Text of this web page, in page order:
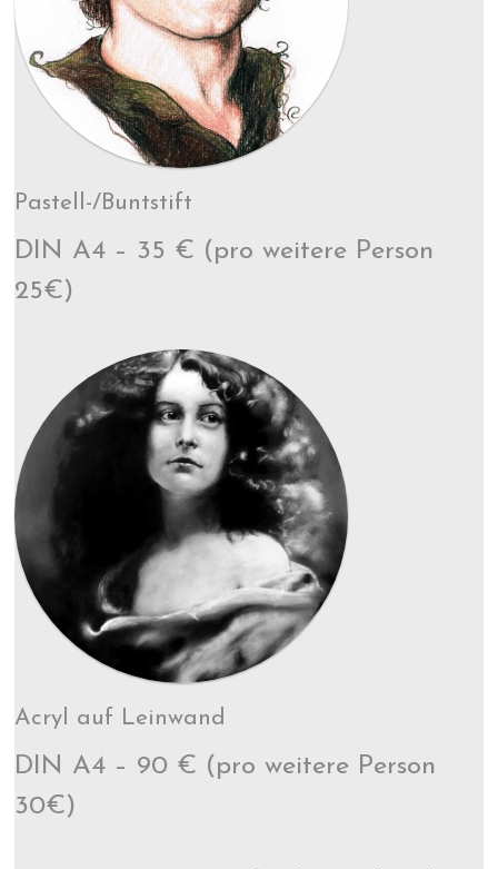
Pastell-/Buntstift
DIN A4 – 35 € (pro weitere Person
25€)
Acryl auf Leinwand
DIN A4 – 90 € (pro weitere Person
30€)